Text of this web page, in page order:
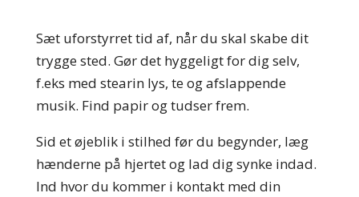
Sæt uforstyrret tid af, når du skal skabe dit
trygge sted. Gør det hyggeligt for dig selv,
f.eks med stearin lys, te og afslappende
musik. Find papir og tudser frem.
Sid et øjeblik i stilhed før du begynder, læg
hænderne på hjertet og lad dig synke indad.
Ind hvor du kommer i kontakt med din